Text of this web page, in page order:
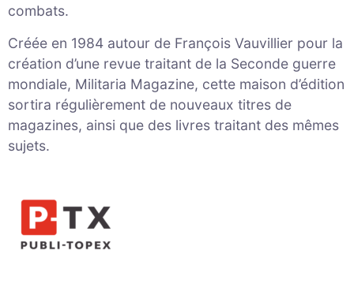
combats.
Créée en 1984 autour de François Vauvillier pour la
création d’une revue traitant de la Seconde guerre
mondiale, Militaria Magazine, cette maison d’édition
sortira régulièrement de nouveaux titres de
magazines, ainsi que des livres traitant des mêmes
sujets.